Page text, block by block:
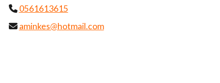
0561613615
aminkes@hotmail.com